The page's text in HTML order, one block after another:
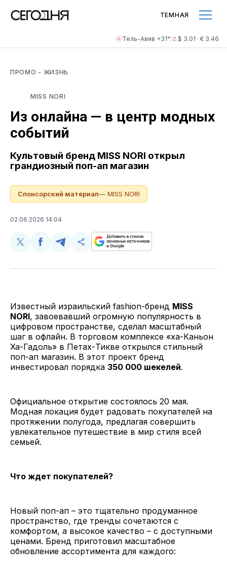
Тель-Авив +31° $ 3.01 · € 3.46
ТЕМНАЯ
ПРОМО - ЖИЗНЬ
MISS NORI
Из онлайна — в центр модных
событий
Культовый бренд MISS NORI открыл
грандиозный поп-ап магазин
Спонсорский материал— MISS NORI
02.06.2026 14:04
Поделиться
Twitter
Поделиться
Facebook
Поделиться
Telegram
Скопируйте
поделитесь
Известный израильский fashion-бренд MISS
NORI, завоевавший огромную популярность в
цифровом пространстве, сделал масштабный
шаг в офлайн. В торговом комплексе «ха-Каньон
Ха-Гадоль» в Петах-Тикве открылся стильный
поп-ап магазин. В этот проект бренд
инвестировал порядка 350 000 шекелей.
Официальное открытие состоялось 20 мая.
Модная локация будет радовать покупателей на
протяжении полугода, предлагая совершить
увлекательное путешествие в мир стиля всей
семьей.
Что ждет покупателей?
Новый поп-ап – это тщательно продуманное
пространство, где тренды сочетаются с
комфортом, а высокое качество – с доступными
ценами. Бренд приготовил масштабное
обновление ассортимента для каждого: